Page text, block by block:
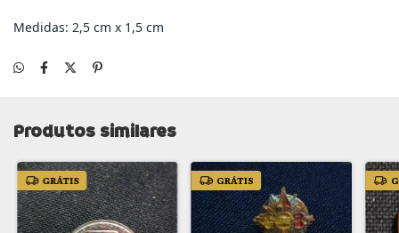
Medidas: 2,5 cm x 1,5 cm
Produtos similares
GRÁTIS GRÁTIS